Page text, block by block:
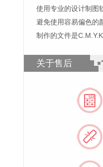
使用专业的设计制图
避免使用容易偏色的
制作的文件是
关于售后